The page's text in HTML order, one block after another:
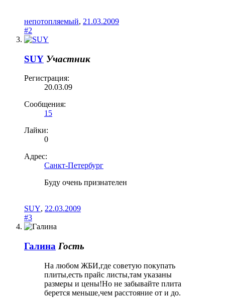
непотопляемый, 21.03.2009
#2
SUY Участник
Регистрация:
20.03.09
Сообщения:
15
Лайки:
0
Адрес:
Санкт-Петербург
Буду очень признателен
SUY, 22.03.2009
#3
Галина Гость
На любом ЖБИ,где советую покупать
плиты,есть прайс листы,там указаны
размеры и цены!Но не забывайте плита
берется меньше,чем расстояние от и до.